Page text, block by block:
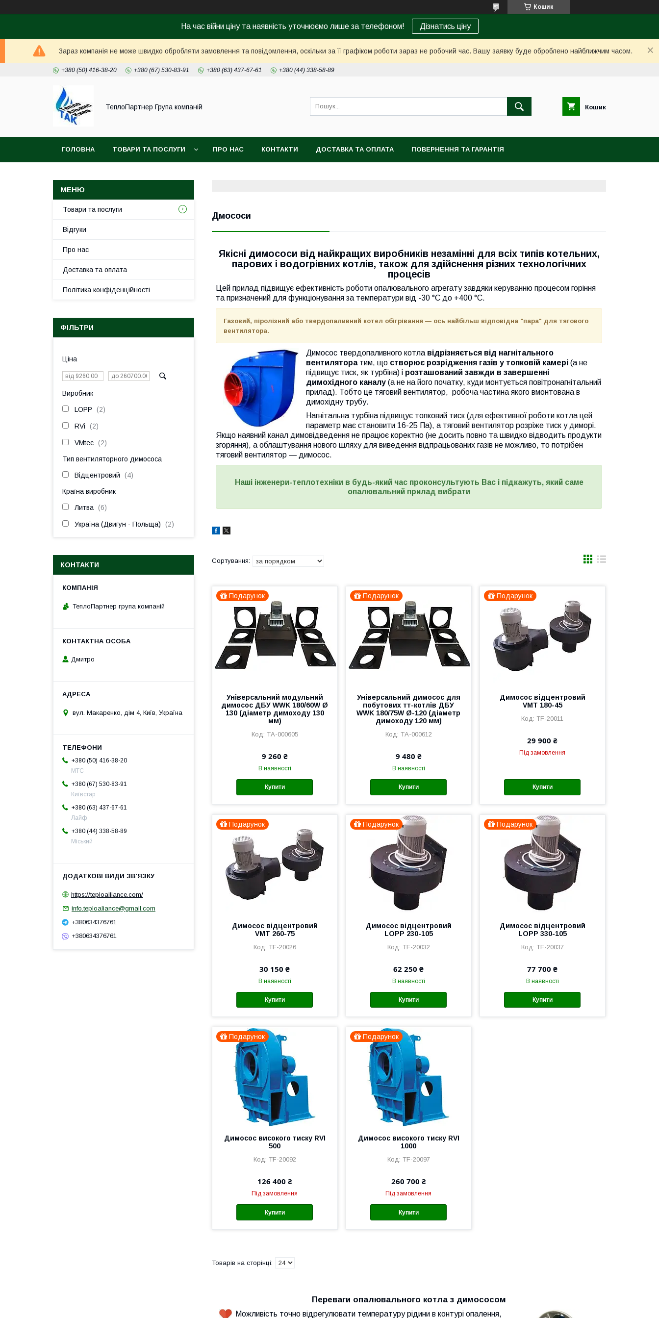
Кошик
На час війни ціну та наявність уточнюємо лише за телефоном! Дізнатись ціну
Зараз компанія не може швидко обробляти замовлення та повідомлення, оскільки за її графіком роботи зараз не робочий час. Вашу заявку буде оброблено найближчим часом.
+380 (50) 416-38-20 +380 (67) 530-83-91 +380 (63) 437-67-61 +380 (44) 338-58-89
ТеплоПартнер Група компаній Кошик
ГОЛОВНА ТОВАРИ ТА ПОСЛУГИ ПРО НАС КОНТАКТИ ДОСТАВКА ТА ОПЛАТА ПОВЕРНЕННЯ ТА ГАРАНТІЯ
Дмососи
Якісні димососи від найкращих виробників незамінні для всіх типів котельних,
парових і водогрівних котлів, також для здійснення різних технологічних
процесів
Цей прилад підвищує ефективність роботи опалювального агрегату завдяки керуванню процесом горіння
та призначений для функціонування за температури від -30 °C до +400 °C.
Газовий, піролізний або твердопаливний котел обігрівання — ось найбільш відповідна "пара" для тягового
вентилятора.
Димосос твердопаливного котла відрізняється від нагнітального
вентиляторатим, що створює розрідження газів у топковій камері (а не
підвищує тиск, як турбіна) і розташований завжди в завершенні
димохідного каналу (а не на його початку, куди монтується повітронагнітальний
прилад). Тобто це тяговий вентилятор, робоча частина якого вмонтована в
димохідну трубу.
Нагнітальна турбіна підвищує топковий тиск (для ефективної роботи котла цей
параметр має становити 16-25 Па), а тяговий вентилятор розріже тиск у диморі.
Якщо наявний канал димовідведення не працює коректно (не досить повно та швидко відводить продукти
згоряння), а облаштування нового шляху для виведення відпрацьованих газів не можливо, то потрібен
тяговий вентилятор — димосос.
Наші інженери-теплотехніки в будь-який час проконсультують Вас і підкажуть, який саме
опалювальний прилад вибрати
Подарунок
Універсальний модульний
димосос ДБУ WWK 180/60W Ø
130 (діаметр димоходу 130
мм)
ТА-000605
9 260 ₴
В наявності
Купити
Подарунок
Універсальний димосос для
побутових тт-котлів ДБУ
WWK 180/75W Ø-120 (діаметр
димоходу 120 мм)
ТА-000612
9 480 ₴
В наявності
Купити
Подарунок
Димосос відцентровий
VMT 180-45
TF-20011
29 900 ₴
Під замовлення
Купити
Подарунок
Димосос відцентровий
VMT 260-75
TF-20026
30 150 ₴
В наявності
Купити
Подарунок
Димосос відцентровий
LOPP 230-105
TF-20032
62 250 ₴
В наявності
Купити
Подарунок
Димосос відцентровий
LOPP 330-105
TF-20037
77 700 ₴
В наявності
Купити
Подарунок
Димосос високого тиску RVI
500
TF-20092
126 400 ₴
Під замовлення
Купити
Подарунок
Димосос високого тиску RVI
1000
TF-20097
260 700 ₴
Під замовлення
Купити
Переваги опалювального котла з димососом
Можливість точно відрегулювати температуру рідини в контурі опалення,
Товари та послуги
Відгуки
Про нас
Доставка та оплата
Політика конфіденційності
ФІЛЬТРИ
Ціна
Виробник
LOPP 2
RVi 2
VMtec 2
Тип вентиляторного димососа
Відцентровий 4
Країна виробник
Литва 6
Україна (Двигун - Польща) 2
КОНТАКТИ
ТеплоПартнер група компаній
Дмитро
вул. Макаренко, дім 4, Київ, Україна
+380 (50) 416-38-20
МТС
+380 (67) 530-83-91
Київстар
+380 (63) 437-67-61
Лайф
+380 (44) 338-58-89
Міський
https://teploalliance.com/
info.teploaliance@gmail.com
+380634376761
+380634376761